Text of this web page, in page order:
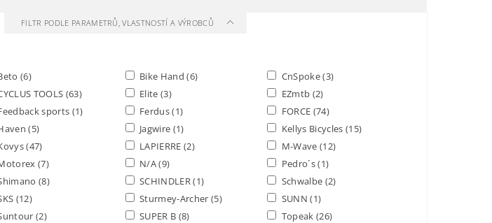
FILTR PODLE PARAMETRŮ, VLASTNOSTÍ A VÝROBCŮ
(6) Bike Hand(6) CnSpoke(3)
TOOLS (63) Elite(3) EZmtb (2)
sports (1) Ferdus(1) FORCE (74)
(5) Jagwire (1) Kellys Bicycles (15)
(47) LAPIERRE (2) M-Wave(12)
(7) N/A(9) Pedro´s(1)
(8) SCHINDLER(1) Schwalbe (2)
(12) Sturmey-Archer (5) SUNN(1)
(2) SUPER B (8) Topeak(26)